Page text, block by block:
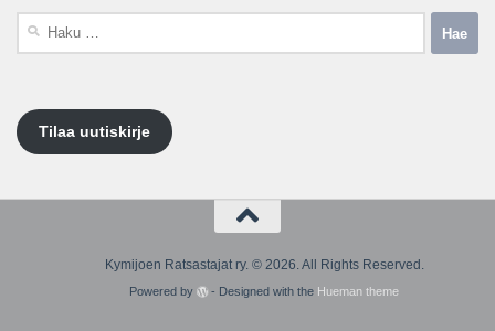
Tilaa uutiskirje
Kymijoen Ratsastajat ry. © 2026. All Rights Reserved.
Powered by - Designed with the Hueman theme